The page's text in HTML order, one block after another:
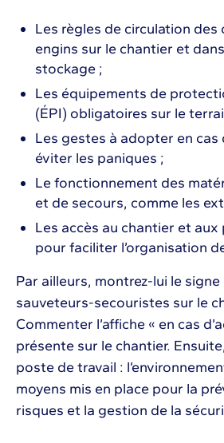
Les règles de circulation
engins sur le chantier et
stockage ;
Les équipements de
(ÉPI) obligatoires sur le
Les gestes à adopter en cas
éviter les paniques ;
Le fonctionnement des
et de secours, comme les
Les accès au chantier et
pour faciliter l’organisation
Par ailleurs, montrez-lui le
sauveteurs-secouristes sur le
Commenter l’affiche « en cas
présente sur le chantier.
poste de travail :
moyens mis en place pour la
risques et la gestion de la